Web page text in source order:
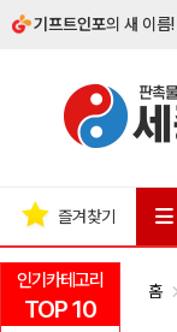
기프트인포의 새 이름!
인기카테고리
TOP 10
즐겨찾기
홈